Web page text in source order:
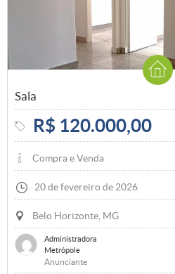
Sala
R$ 120.000,00
Compra e Venda
20 de fevereiro de 2026
Belo Horizonte, MG
Administradora
Metrópole
Anunciante